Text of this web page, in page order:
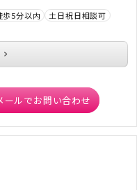
歩5分以内
土日祝日相談可
ールでお問い合わせ